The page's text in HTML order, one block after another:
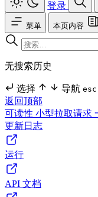
登录
菜单 本页内容
无搜索历史
选择 导航 esc
返回顶部
可读性 小型拉取请求
更新日志
运行
API 文档